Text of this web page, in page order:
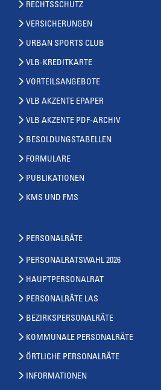
RECHTSSCHUTZ
VERSICHERUNGEN
URBAN SPORTS CLUB
VLB-KREDITKARTE
VORTEILSANGEBOTE
VLB AKZENTE EPAPER
VLB AKZENTE PDF-ARCHIV
BESOLDUNGSTABELLEN
FORMULARE
PUBLIKATIONEN
KMS UND FMS
PERSONALRÄTE
PERSONALRATSWAHL 2026
HAUPTPERSONALRAT
PERSONALRÄTE LAS
BEZIRKSPERSONALRÄTE
KOMMUNALE PERSONALRÄTE
ÖRTLICHE PERSONALRÄTE
INFORMATIONEN